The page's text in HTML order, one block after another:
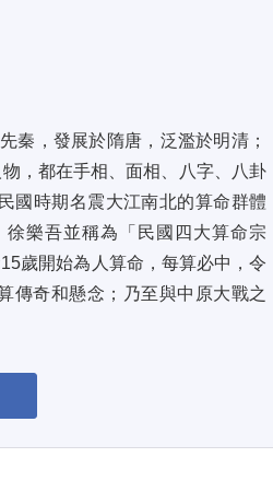
秦，發展於隋唐，泛濫於明清；
，都在手相、面相、八字、八卦
國時期名震大江南北的算命群體
徐樂吾並稱為「民國四大算命宗
歲開始為人算命，每算必中，令
傳奇和懸念；乃至與中原大戰之